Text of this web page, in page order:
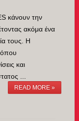
κάνουν την
ακόμα ένα
τους. Η
όπου
και
...
READ MORE »